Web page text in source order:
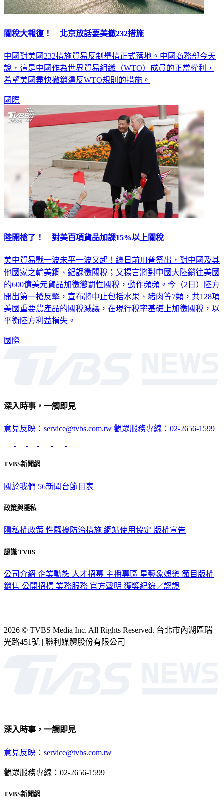
關稅大報復！ 北京放話要美撤232措施
中國對美國232措施貿易反制舉措正式落地。中國商務部今天
說，這是中國作為世界貿易組織（WTO）成員的正當權利，
希望美國盡快撤銷違反WTO規則的措施。
國際
陸開槍了！ 對美百項貨品加課15%以上關稅
美中貿易戰一波未平一波又起！繼日前川普祭出，對中國及其
他國家之輸美鋼、鋁課徵關稅；又揚言將對中國大陸銷往美國
的600億美元貨品加徵懲罰性關稅，動作頻頻。今（2日）陸方
開出第一槍反擊，宣布將中止包括水果、豬肉等7類，共128項
美國重要農產品的關稅減讓，在現行稅率基礎上加徵關稅，以
平衡陸方利益損失。
國際
深入時事，一觸即見
意見反映：service@tvbs.com.tw 觀眾服務專線：02-2656-1599
TVBS新聞網
關於我們 56新聞台節目表
政策與隱私
隱私權政策 性騷擾防治措施 網站使用協定 版權宣告
認識 TVBS
公司介紹 企業動態 人才招募 主播專區 星藝象娛樂 節目版權
銷售 公開招標 業務服務 官方聲明 獲獎紀錄／認證
2026 © TVBS Media Inc. All Rights Reserved. 台北市內湖區瑞
光路451號 | 聯利媒體股份有限公司
深入時事，一觸即見
意見反映：service@tvbs.com.tw
觀眾服務專線：02-2656-1599
TVBS新聞網